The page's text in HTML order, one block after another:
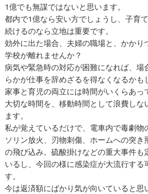
1億でも無謀ではないと思います。
都内で1億なら安い方でしょうし、子育
続けるのなら立地は重要です。
効外に出た場合、夫婦の職場と、かかり
学校が離れませんか？
病気や緊急時の対応が困難になれば、場
らかが仕事を辞めざるを得なくなるかも
家事と育児の両立には時間がいくらあっ
大切な時間を、移動時間として浪費しな
ます。
私が覚えているだけで、電車内で毒劇物
ソリン放火、刃物刺傷、ホームへの突き
の飛び込み。硫酸掛けなどの重大事件も
いるし、今回の様に感染症が大流行する
す。
今は返済額にばかり気が向いていると思